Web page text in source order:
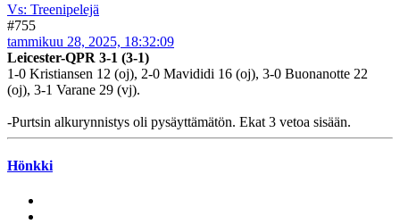
Vs: Treenipelejä
#755
tammikuu 28, 2025, 18:32:09
Leicester-QPR 3-1 (3-1)
1-0 Kristiansen 12 (oj), 2-0 Mavididi 16 (oj), 3-0 Buonanotte 22
(oj), 3-1 Varane 29 (vj).
-Purtsin alkurynnistys oli pysäyttämätön. Ekat 3 vetoa sisään.
Hönkki